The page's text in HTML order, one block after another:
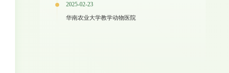
2025-02-23
华南农业大学教学动物医院